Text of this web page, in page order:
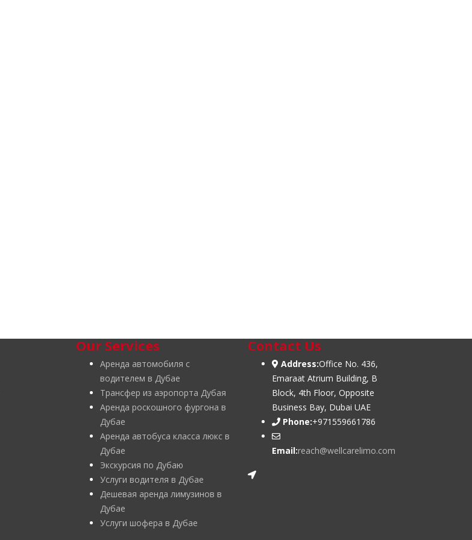
Our Services
Аренда автомобиля с
водителем в Дубае
Трансфер из аэропорта Дубая
Аренда роскошного фургона в
Дубае
Аренда автобуса класса люкс в
Дубае
Экскурсия по Дубаю
Услуги водителя в Дубае
Дешевая аренда лимузинов в
Дубае
Услуги шофера в Дубае
Contact Us
Address:Office No. 436,
Emaraat Atrium Building, B
Block, 4th Floor, Opposite
Business Bay, Dubai UAE
Phone:+971559661786
Email:reach@wellcarelimo.com